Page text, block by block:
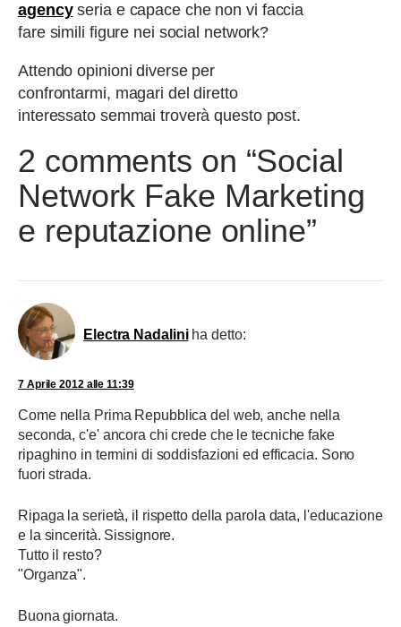
agencyseria e capace che non vi faccia
fare simili figure nei social network?
Attendo opinioni diverse per
confrontarmi, magari del diretto
interessato semmai troverà questo post.
2 comments on “Social
Network Fake Marketing
e reputazione online”
Electra Nadalini ha detto:
7 Aprile 2012 alle 11:39
Come nella Prima Repubblica del web, anche nella
seconda, c'e' ancora chi crede che le tecniche fake
ripaghino in termini di soddisfazioni ed efficacia. Sono
fuori strada.
Ripaga la serietà, il rispetto della parola data, l'educazione
e la sincerità. Sissignore.
Tutto il resto?
"Organza".
Buona giornata.